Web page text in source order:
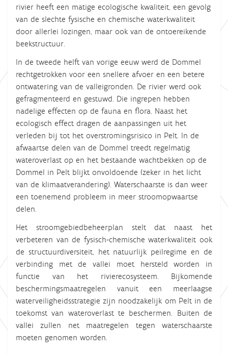
rivier heeft een matige ecologische kwaliteit, een gevolg
van de slechte fysische en chemische waterkwaliteit
door allerlei lozingen, maar ook van de ontoereikende
beekstructuur.
In de tweede helft van vorige eeuw werd de Dommel
rechtgetrokken voor een snellere afvoer en een betere
ontwatering van de valleigronden. De rivier werd ook
gefragmenteerd en gestuwd. Die ingrepen hebben
nadelige effecten op de fauna en flora. Naast het
ecologisch effect dragen de aanpassingen uit het
verleden bij tot het overstromingsrisico in Pelt. In de
afwaartse delen van de Dommel treedt regelmatig
wateroverlast op en het bestaande wachtbekken op de
Dommel in Pelt blijkt onvoldoende (zeker in het licht
van de klimaatverandering). Waterschaarste is dan weer
een toenemend probleem in meer stroomopwaartse
delen.
Het stroomgebiedbeheerplan stelt dat naast het
verbeteren van de fysisch-chemische waterkwaliteit ook
de structuurdiversiteit, het natuurlijk peilregime en de
verbinding met de vallei moet hersteld worden in
functie van het rivierecosysteem. Bijkomende
beschermingsmaatregelen vanuit een meerlaagse
waterveiligheidsstrategie zijn noodzakelijk om Pelt in de
toekomst van wateroverlast te beschermen. Buiten de
vallei zullen net maatregelen tegen waterschaarste
moeten genomen worden.